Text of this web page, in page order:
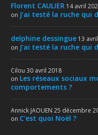
Florent CAULIER 14 avril
on J’ai testé la ruche qui
delphine dessingue 13
on J’ai testé la ruche qui
Cilou 30 avril 2018
on Les réseaux sociaux
comportements ?
Annick JAOUEN 25 décembre
on C’est quoi Noël ?